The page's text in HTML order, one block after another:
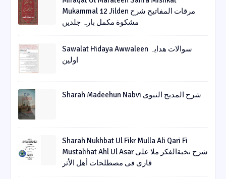
Mukammal 12 Jilden مرقات المفاتیح شرح
مشکوة مکمل بارہ جلدیں
Sawalat Hidaya Awwaleen سوالات ھدایہ
اولین
Sharah Madeehun Nabvi شرح المدیح النبوی
Sharah Nukhbat Ul Fikr Mulla Ali Qari Fi
Mustalihat Ahl Ul Asar شرح نخبةالفکر ملا علی
قاری فی مصطلحات أھل الأثر